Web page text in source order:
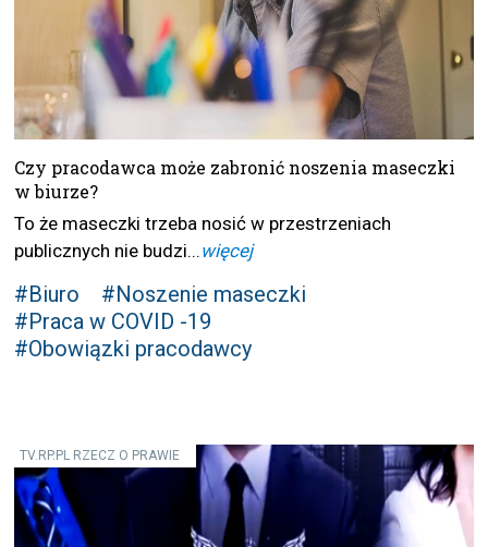
Czy pracodawca może zabronić noszenia maseczki
w biurze?
To że maseczki trzeba nosić w przestrzeniach
publicznych nie budzi...więcej
#Biuro
#Noszenie maseczki
#Praca w COVID -19
#Obowiązki pracodawcy
TV.RP.PL RZECZ O PRAWIE